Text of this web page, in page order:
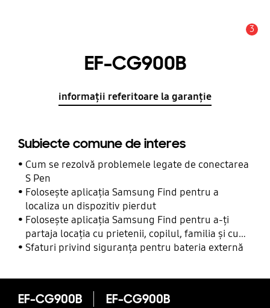
3
EF-CG900B
informații referitoare la garanție
Subiecte comune de interes
Cum se rezolvă problemele legate de conectarea
S Pen
Folosește aplicația Samsung Find pentru a
localiza un dispozitiv pierdut
Folosește aplicația Samsung Find pentru a-ți
partaja locația cu prietenii, copilul, familia și cu
alte contacte
Sfaturi privind siguranța pentru bateria externă
EF-CG900B EF-CG900B